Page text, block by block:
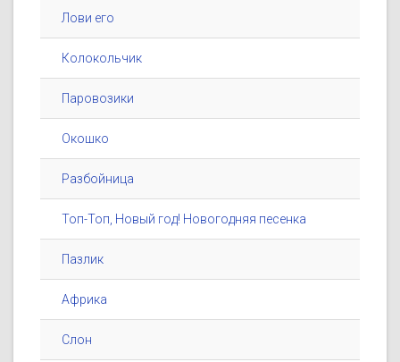
Лови его
Колокольчик
Паровозики
Окошко
Разбойница
Топ-Топ, Новый год! Новогодняя песенка
Пазлик
Африка
Слон